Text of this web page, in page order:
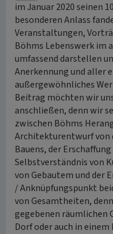
im Januar 2020 seinen
besonderen Anlass
Veranstaltungen,
Böhms Lebenswerk im
umfassend darstellen
Anerkennung und aller
außergewöhnliches
Beitrag möchten wir
anschließen, denn wir
zwischen Böhms
Architekturentwurf von
Bauens, der
Selbstverständnis von
von Gebautem und der
/ Anknüpfungspunkt
von Gesamtheiten,
gegebenen räumlichen
Dorf oder auch in einem